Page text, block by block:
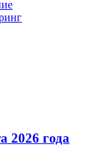
2026 года